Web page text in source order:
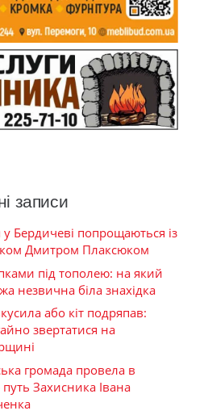
записи
Бердичеві попрощаються із
Дмитром Плаксюком
під тополею: на який
незвична біла знахідка
або кіт подряпав:
звертатися на
громада провела в
Захисника Івана